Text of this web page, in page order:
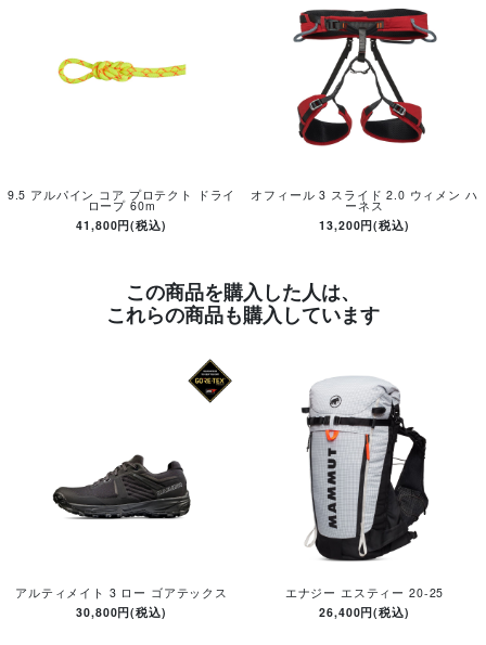
9.5 アルパイン コア プロテクト ドライ
ロープ 60m
41,800円(税込)
オフィール 3 スライド 2.0 ウィメン ハ
ーネス
13,200円(税込)
この商品を購入した人は、
これらの商品も購入しています
アルティメイト 3 ロー ゴアテックス
30,800円(税込)
エナジー エスティー 20-25
26,400円(税込)